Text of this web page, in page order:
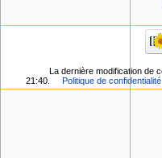
La dernière modification de
21:40.
Politique de confidentialité